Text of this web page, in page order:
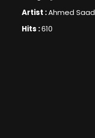
Artist :Ahmed Saad
Hits :610